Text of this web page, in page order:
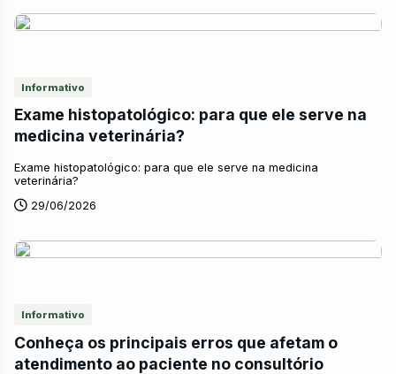
Informativo
Exame histopatológico: para que ele serve na
medicina veterinária?
Exame histopatológico: para que ele serve na medicina
veterinária?
29/06/2026
Informativo
Conheça os principais erros que afetam o
atendimento ao paciente no consultório